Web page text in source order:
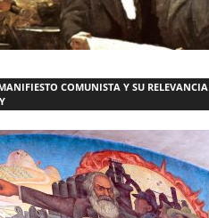
COMUNISTA Y SU RELEVANCIA